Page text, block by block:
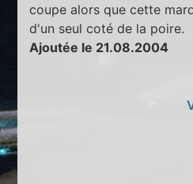
coupe alors que cette
d'un seul coté de la poire.
Ajoutée le 21.08.2004